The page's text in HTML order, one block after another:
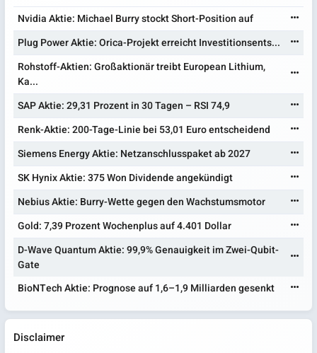
Nvidia Aktie: Michael Burry stockt Short-Position auf
Plug Power Aktie: Orica-Projekt erreicht Investitionsents...
Rohstoff-Aktien: Großaktionär treibt European Lithium,
Ka...
SAP Aktie: 29,31 Prozent in 30 Tagen – RSI 74,9
Renk-Aktie: 200-Tage-Linie bei 53,01 Euro entscheidend
Siemens Energy Aktie: Netzanschlusspaket ab 2027
SK Hynix Aktie: 375 Won Dividende angekündigt
Nebius Aktie: Burry-Wette gegen den Wachstumsmotor
Gold: 7,39 Prozent Wochenplus auf 4.401 Dollar
D-Wave Quantum Aktie: 99,9% Genauigkeit im Zwei-Qubit-
Gate
BioNTech Aktie: Prognose auf 1,6–1,9 Milliarden gesenkt
Disclaimer